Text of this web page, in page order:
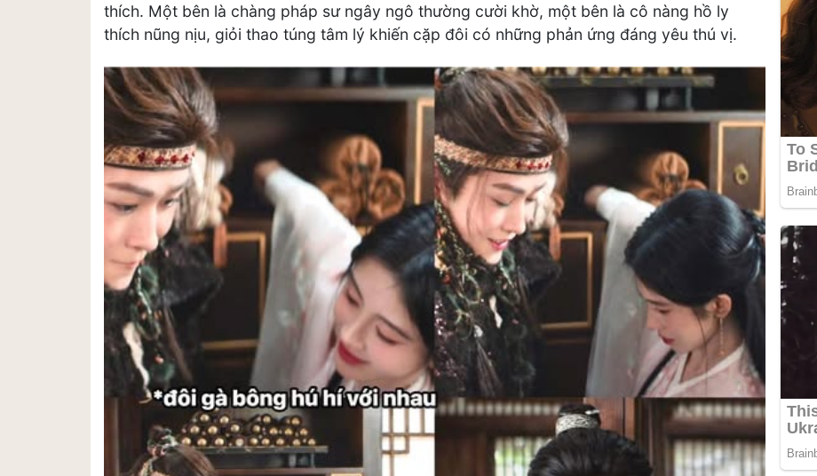
thích. Một bên là chàng pháp sư ngây ngô thường cười khờ, một bên là cô nàng hồ ly
thích nũng nịu, giỏi thao túng tâm lý khiến cặp đôi có những phản ứng đáng yêu thú vị.